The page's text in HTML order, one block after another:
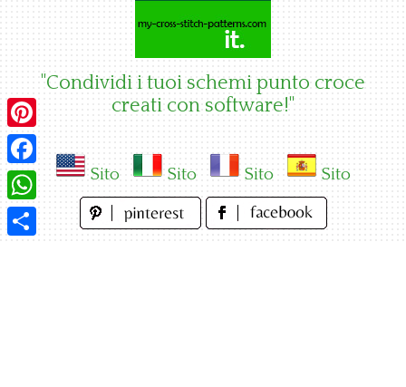
"Condividi i tuoi schemi punto croce
creati con software!"
Sito Sito Sito Sito
Pinterest
Facebook
WhatsApp